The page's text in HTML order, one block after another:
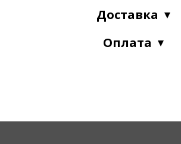
Доставка
Оплата